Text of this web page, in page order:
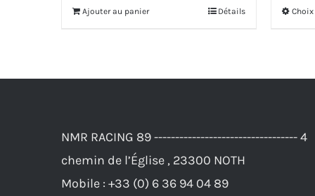
Ajouter au panier Détails
NMR RACING 89 ---------------------------------- 4
chemin de l’Église , 23300 NOTH
Mobile : +33 (0) 6 36 94 04 89